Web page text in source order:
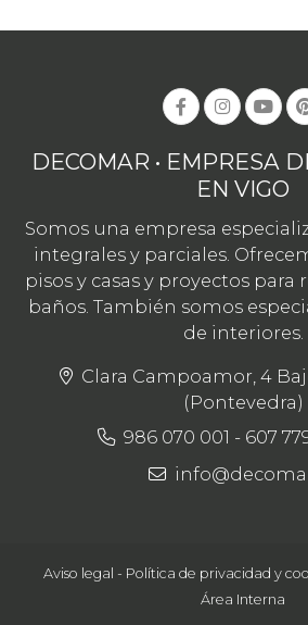
DECOMAR • EMPRESA
EN VIGO
Somos una empresa
integrales y parciales.
pisos y casas y proyectos para
baños. También somos
de interiores.
Clara Campoamor, 4
(Pontevedra)
986 070 001 - 607
Aviso legal - Política de privacidad y
Área Interna